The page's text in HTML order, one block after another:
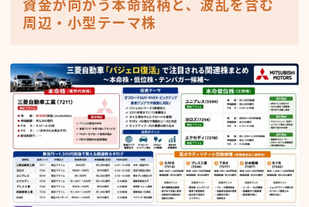
資金が向かう本命銘柄と、波乱を含む
周辺・小型テーマ株